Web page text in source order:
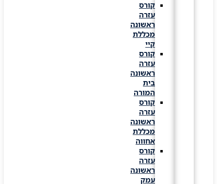
קורס
עזרה
ראשונה
מכללת
קורס
עזרה
ראשונה
המורה
קורס
עזרה
ראשונה
מכללת
אחווה
קורס
עזרה
ראשונה